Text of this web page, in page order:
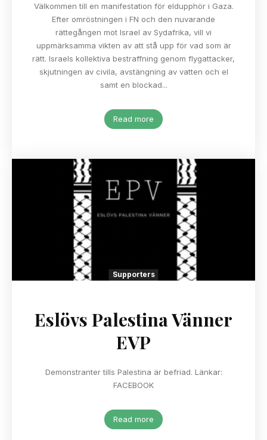
Välkommen till en manifestation för eldupphör i Gaza.
Efter omröstningen i FN och den nuvarande
rättegången mot Israel av Sydafrika, vill vi
uppmärksamma vikten av att stå upp för vad som är
rätt. Israels kollektiva bestraffning genom flygattacker,
skjutningen av civila, avstängning av vatten och el
samt en blockad...
Read more
Supporters
Eslövs Palestina Vänner
EVP
Demonstranter tills Palestina är befriad. Länkar:
FACEBOOK
Read more